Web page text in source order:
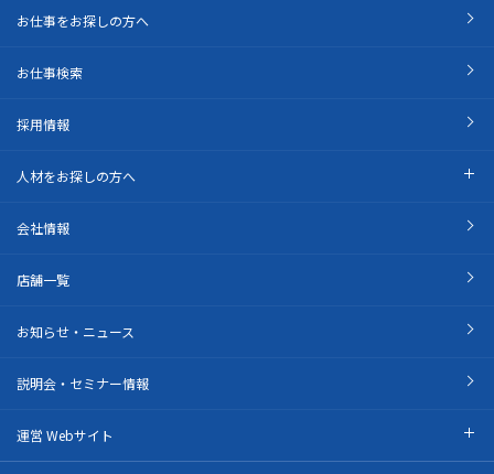
お仕事をお探しの方へ
お仕事検索
採用情報
人材をお探しの方へ
会社情報
店舗一覧
お知らせ・ニュース
説明会・セミナー情報
運営 Webサイト